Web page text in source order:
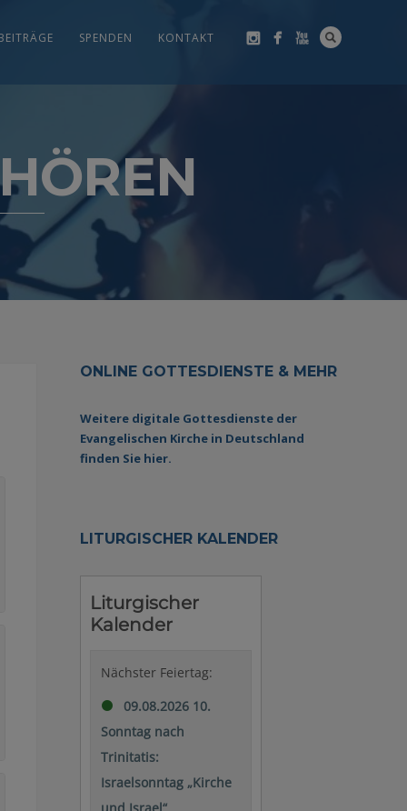
SPENDEN KONTAKT
ONLINE GOTTESDIENSTE & MEHR
Weitere digitale Gottesdienste der
Evangelischen Kirche in Deutschland
finden Sie hier.
LITURGISCHER KALENDER